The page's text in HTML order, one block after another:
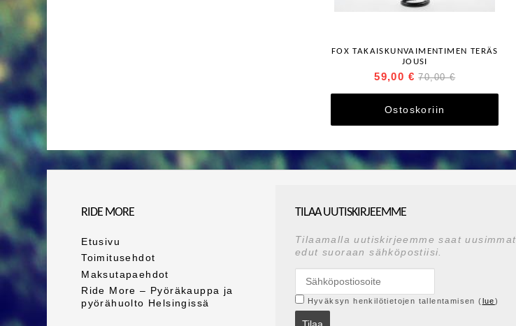
FOX TAKAISKUNVAIMENTIMEN TERÄS
JOUSI
59,00 € 70,00 €
Ostoskoriin
RIDE MORE
Etusivu
Toimitusehdot
Maksutapaehdot
Ride More – Pyöräkauppa ja
pyörähuolto Helsingissä
TILAA UUTISKIRJEEMME
Tilaamalla uutiskirjeemme saat uusimmat
edut suoraan sähköpostiisi.
Hyväksyn henkilötietojen tallentamisen (lue)
Tilaa